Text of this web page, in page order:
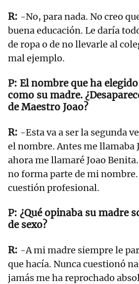
-No, para nada. No creo
buena educación. Le daría
de ropa o de no llevarle al
mal ejemplo.
El nombre que ha
como su madre.
de Maestro Joao?
-Esta va a ser la segunda
el nombre. Antes me llamaba
ahora me llamaré Joao
no forma parte de mi nombre.
cuestión profesional.
¿Qué opinaba su madre
de sexo?
-A mi madre siempre le
que hacía. Nunca cuestionó
jamás me ha reprochado